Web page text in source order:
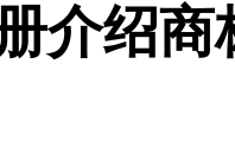
介绍